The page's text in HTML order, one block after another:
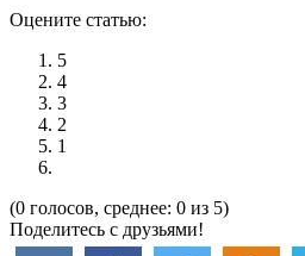
Оцените статью:
5
4
3
2
1
(0 голосов, среднее: 0 из 5)
Поделитесь с друзьями!